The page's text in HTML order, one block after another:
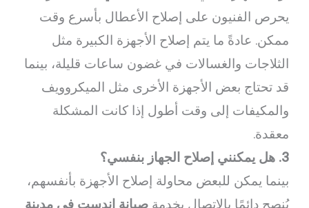
يحرص الفنيون على إصلاح الأعطال بأسرع وقت
ممكن. عادةً ما يتم إصلاح الأجهزة الكبيرة مثل
الثلاجات والغسالات في غضون ساعات قليلة، بينما
قد تحتاج بعض الأجهزة الأخرى مثل الميكروويف
والمكيفات إلى وقت أطول إذا كانت المشكلة
معقدة.
3. هل يمكنني إصلاح الجهاز بنفسي؟
بينما يمكن للبعض محاولة إصلاح الأجهزة بأنفسهم،
يُنصح دائمًا بالاتصال بخدمةصيانة اندست في مدينة